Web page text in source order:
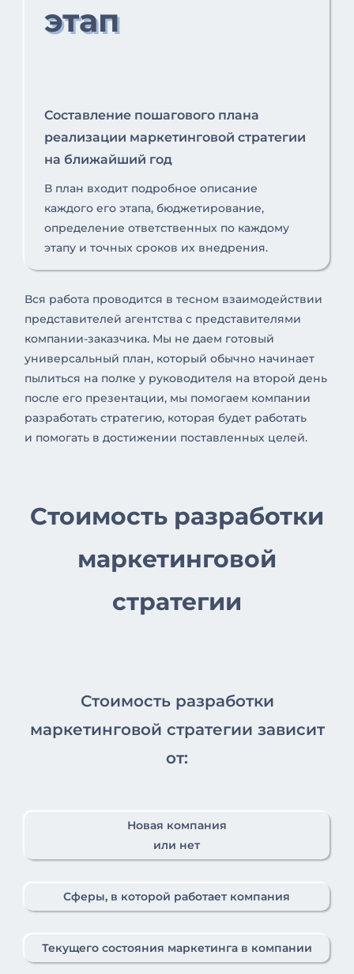
этап
Cоставление пошагового плана
реализации маркетинговой стратегии
на ближайший год
В план входит подробное описание
каждого его этапа, бюджетирование,
определение ответственных по каждому
этапу и точных сроков их внедрения.
Вся работа проводится в тесном взаимодействии
представителей агентства с представителями
компании-заказчика. Мы не даем готовый
универсальный план, который обычно начинает
пылиться на полке у руководителя на второй день
после его презентации, мы помогаем компании
разработать стратегию, которая будет работать
и помогать в достижении поставленных целей.
Стоимость разработки
маркетинговой
стратегии
Стоимость разработки
маркетинговой стратегии зависит
от:
Новая компания
или нет
Сферы, в которой работает компания
Текущего состояния маркетинга в компании